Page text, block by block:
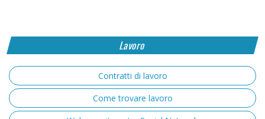
Lavoro
Contratti di lavoro
Come trovare lavoro